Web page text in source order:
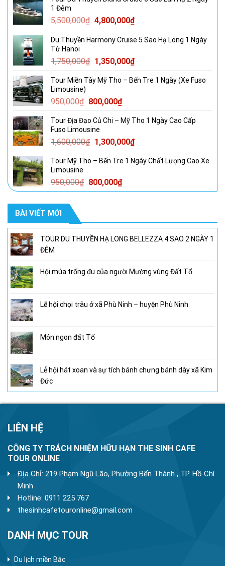
1 Đêm
5,500,000₫ Giá
là:
4,800,000₫Giá
tại
4,800,000₫.
Du Thuyền Harmony Cruise 5 Sao Hạ Long 1 Ngày
Từ Hanoi
1,750,000₫ Giá
là:
1,350,000₫Giá
tại
Tour Miền Tây Mỹ Tho – Bến Tre 1 Ngày (Xe Fuso
Limousine)
950,000₫ Giá
là:
950,000₫.
800,000₫Giá
tại
800,000₫.
Tour Địa Đạo Củ Chi – Mỹ Tho 1 Ngày Cao Cấp
Fuso Limousine
1,600,000₫ Giá
là:
1,300,000₫Giá
tại
Tour Mỹ Tho – Bến Tre 1 Ngày Chất Lượng Cao Xe
Limousine
950,000₫ Giá
gốc
800,000₫Giá
hiện
800,000₫.
BÀI VIẾT MỚI
TOUR DU THUYỀN HẠ LONG BELLEZZA 4 SAO 2 NGÀY 1
ĐÊM
Hội múa trống đu của người Mường vùng Đất Tổ
Lễ hội chọi trâu ở xã Phù Ninh – huyện Phù Ninh
Món ngon đất Tổ
Lễ hội hát xoan và sự tích bánh chưng bánh dày xã Kim
Đức
LIÊN HỆ
CÔNG TY TRÁCH NHIỆM HỮU HẠN THE SINH CAFE
TOUR ONLINE
Địa Chỉ: 219 Phạm Ngũ Lão, Phường Bến Thành , TP. Hồ Chí
Minh
Hotline: 0911 225 767
thesinhcafetouronline@gmail.com
DANH MỤC TOUR
Du lịch miền Bắc